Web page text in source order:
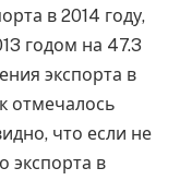
в 2014 году,
годом на 47.3
экспорта в
отмечалось
что если не
экспорта в